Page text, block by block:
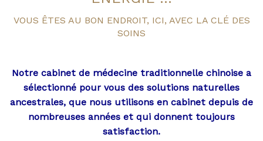
VOUS ÊTES AU BON ENDROIT, ICI, AVEC LA CLÉ DES
SOINS
Notre cabinet de médecine traditionnelle chinoise a
sélectionné pour vous des solutions naturelles
ancestrales, que nous utilisons en cabinet depuis de
nombreuses années et qui donnent toujours
satisfaction.